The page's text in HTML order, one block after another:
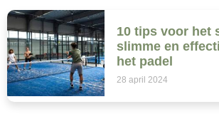
10 tips voor het
slimme en
het padel
28 april 2024